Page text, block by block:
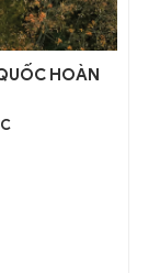
HOÀN